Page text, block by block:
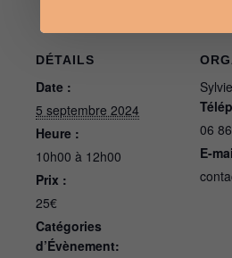
DÉTAILS
Date :
5 septembre 2024
Heure :
10h00 à 12h00
Prix :
25€
Catégories
d’Évènement:
06
E-